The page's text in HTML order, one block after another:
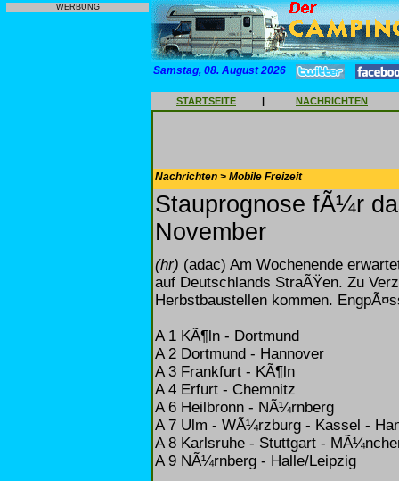
WERBUNG
Samstag, 08. August 2026
STARTSEITE | NACHRICHTEN
Nachrichten > Mobile Freizeit
Stauprognose fÃ¼r
November
(hr) (adac) Am Wochenende
auf Deutschlands StraÃŸen. Zu
Herbstbaustellen kommen.
A 1 KÃ¶ln - Dortmund
A 2 Dortmund - Hannover
A 3 Frankfurt - KÃ¶ln
A 4 Erfurt - Chemnitz
A 6 Heilbronn - NÃ¼rnberg
A 7 Ulm - WÃ¼rzburg - Kassel -
A 8 Karlsruhe - Stuttgart -
A 9 NÃ¼rnberg - Halle/Leipzig